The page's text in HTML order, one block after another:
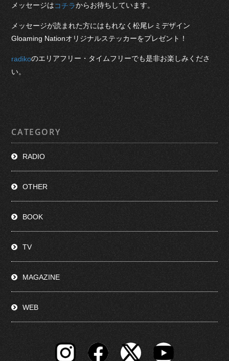
メッセージはコチラからお待ちしています。
メッセージが読まれた方にはもれなく松尾レミデザイン
Gloaming Nationオリジナルステッカーをプレゼント！
radikoのエリアフリー・タイムフリーでも是非お楽しみくださ
い。
CATEGORY
RADIO
OTHER
BOOK
TV
MAGAZINE
WEB